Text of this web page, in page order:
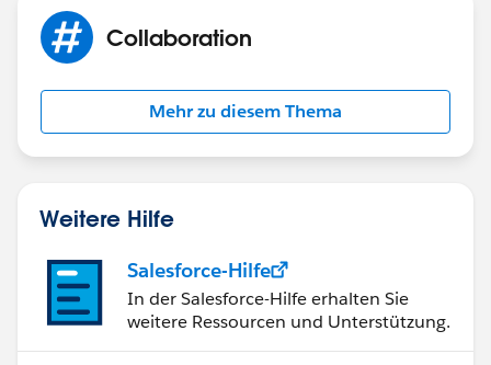
Collaboration
Mehr zu diesem Thema
Weitere Hilfe
Salesforce-Hilfe
In der Salesforce-Hilfe erhalten Sie
weitere Ressourcen und Unterstützung.